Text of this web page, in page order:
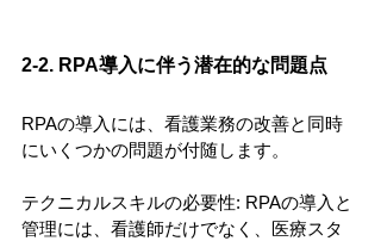
2-2. RPA導入に伴う潜在的な問題点
RPAの導入には、看護業務の改善と同時
にいくつかの問題が付随します。
テクニカルスキルの必要性: RPAの導入と
管理には、看護師だけでなく、医療スタ